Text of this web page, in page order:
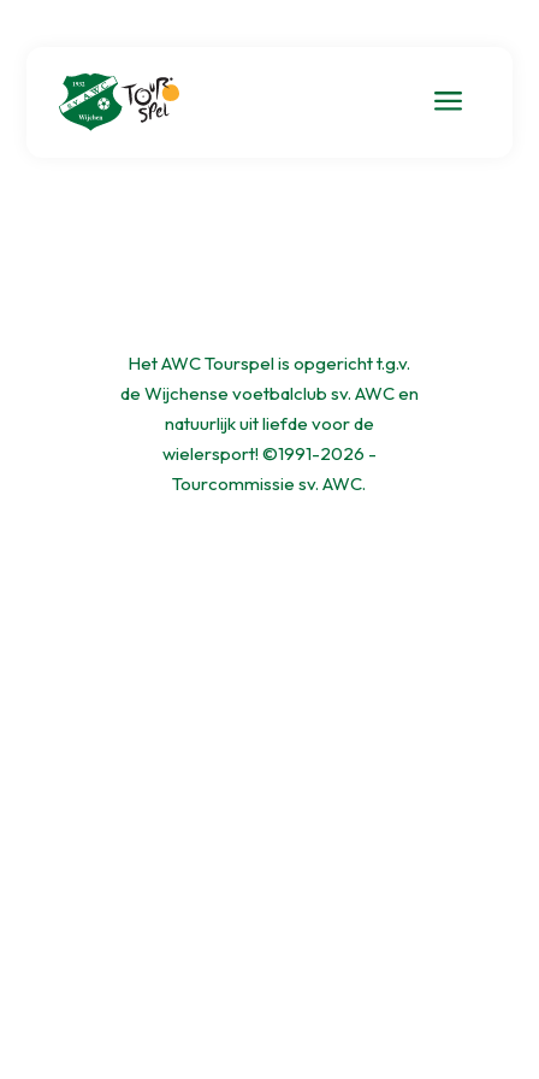
a
Het AWC Tourspel is opgericht t.g.v.
de Wijchense voetbalclub sv. AWC en
natuurlijk uit liefde voor de
wielersport! ©1991-2026 -
Tourcommissie sv. AWC.